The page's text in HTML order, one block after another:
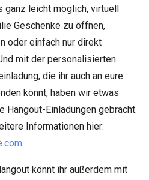
ganz leicht möglich, virtuell
Geschenke zu öffnen,
oder einfach nur direkt
mit der personalisierten
die ihr auch an eure
könnt, haben wir etwas
Hangout-Einladungen gebracht.
Informationen hier:
.
könnt ihr außerdem mit